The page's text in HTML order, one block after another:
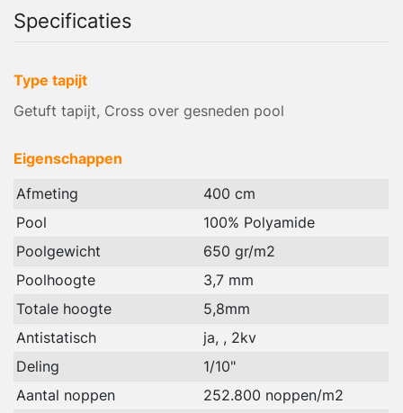
Specificaties
Type tapijt
Getuft tapijt, Cross over gesneden pool
Eigenschappen
Afmeting
400 cm
Pool
100% Polyamide
Poolgewicht
650 gr/m2
Poolhoogte
3,7 mm
Totale hoogte
5,8mm
Antistatisch
ja, , 2kv
Deling
1/10"
Aantal noppen
252.800 noppen/m2